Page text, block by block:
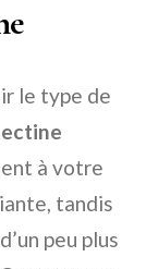
le type de
à votre
tandis
peu plus